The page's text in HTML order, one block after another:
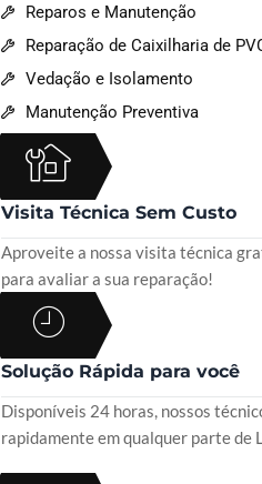
Reparos e Manutenção
Reparação de Caixilharia de
Vedação e Isolamento
Manutenção Preventiva
Visita Técnica Sem Custo
Aproveite a nossa visita técnica
para avaliar a sua reparação!
Solução Rápida para você
Disponíveis 24 horas, nossos
rapidamente em qualquer parte de